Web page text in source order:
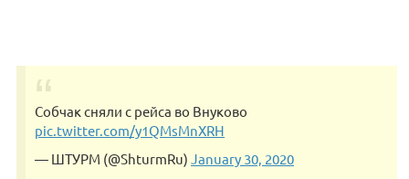
Собчак сняли с рейса во Внуково
pic.twitter.com/y1QMsMnXRH
— ШТУРМ (@ShturmRu) January 30, 2020